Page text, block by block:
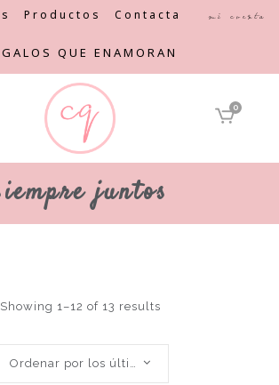
Productos Contacta Mi cuenta
QUE ENAMORAN
0
juntos
Showing 1–12 of 13 results
Ordenar por los últimos